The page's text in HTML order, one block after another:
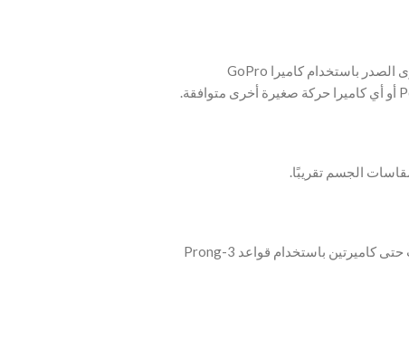
‫- التقط لقطات الحركة والمشاهد الديناميكية من مستوى الصدر باستخدام كاميرا GoPro
الجسم تقريبًا.
‫- لوحة الصدر مزودة بواجهة تثبيت سريعة تسمح بتركيب حتى كاميرتين باستخدام قواعد 3-Prong